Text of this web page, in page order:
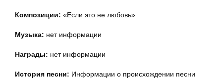
Композиции: «Если это не любовь»
Музыка: нет информации
Награды: нет информации
История песни: Информации о происхождении песни